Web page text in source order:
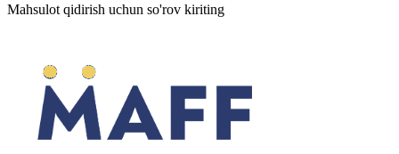
Mahsulot qidirish uchun so'rov kiriting